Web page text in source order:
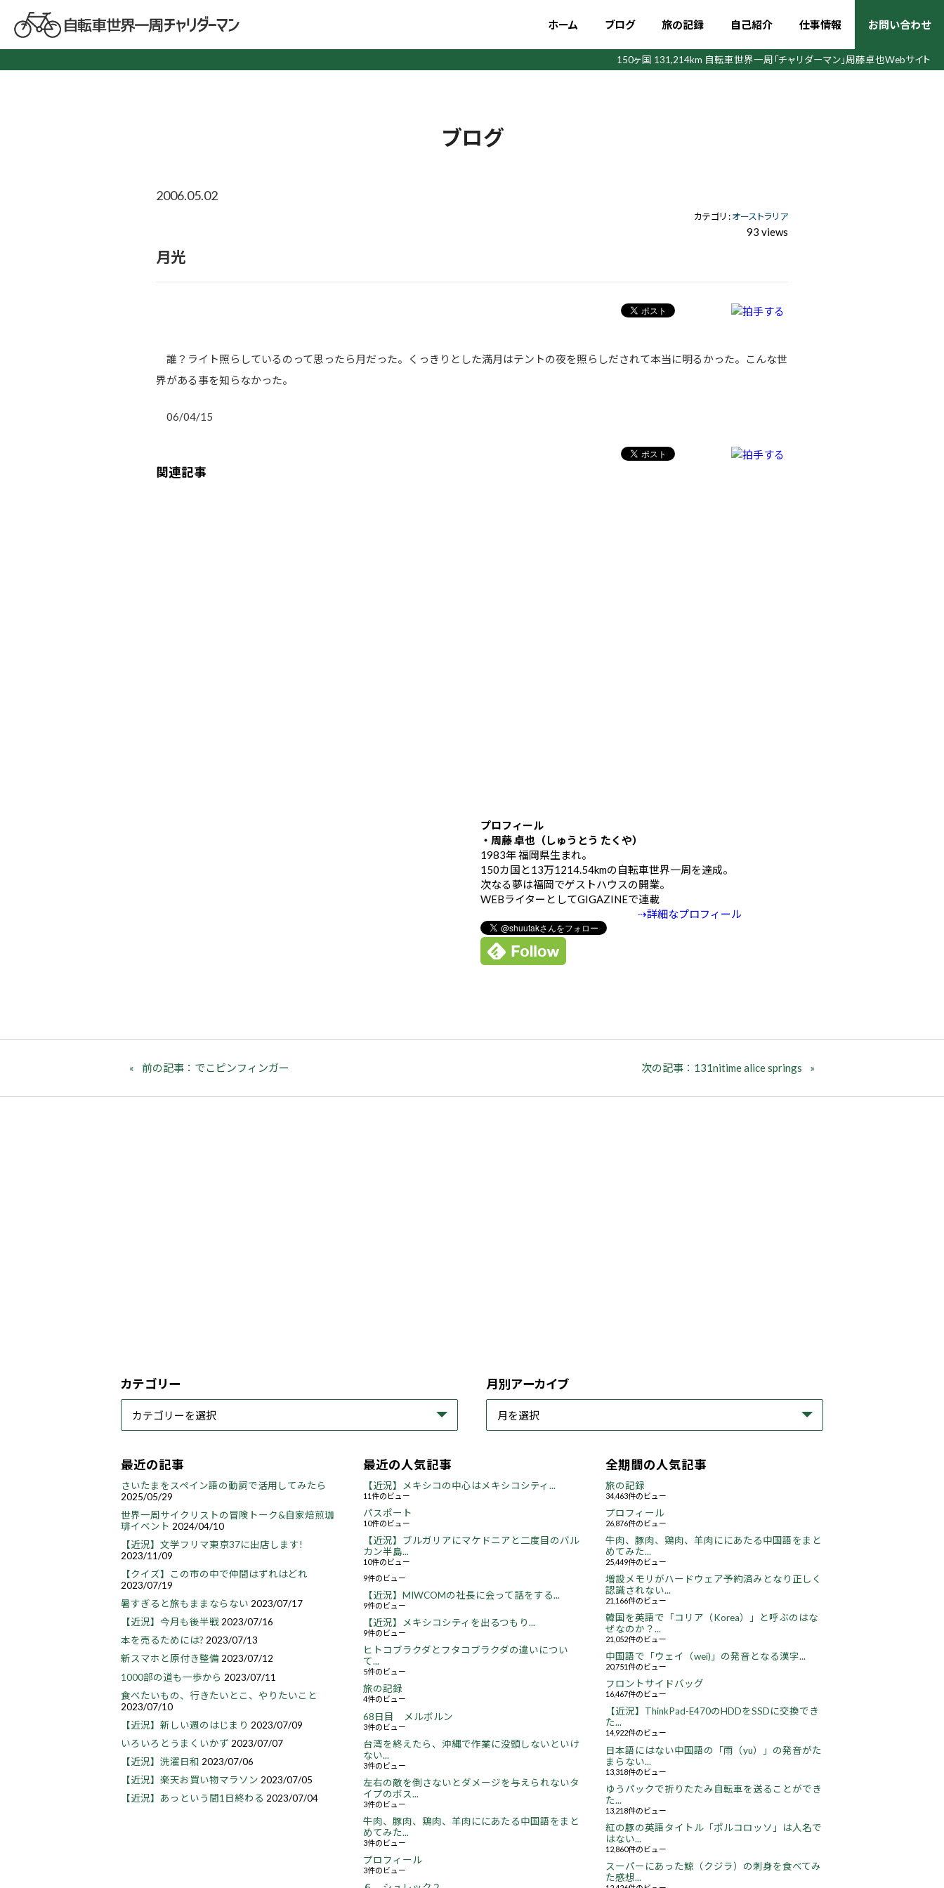
ホーム ブログ 旅の記録 自己紹介 仕事情報 お問い合わせ
150ヶ国 131,214km 自転車世界一周 「チャリダーマン」周藤卓也Webサイト
ブログ
2006.05.02
カテゴリ :オーストラリア
93 views
月光
誰？ライト照らしているのって思ったら月だった。くっきりとした満月はテントの夜を照らしだされて本当に明るかった。こんな世
界がある事を知らなかった。
06/04/15
関連記事
プロフィール
・周藤 卓也（しゅうとう たくや）
1983年 福岡県生まれ。
150カ国と13万1214.54kmの自転車世界一周を達成。
次なる夢は福岡でゲストハウスの開業。
WEBライターとしてGIGAZINEで連載
⇢詳細なプロフィール
前の記事：でこピンフィンガー 次の記事：131nitime alice springs
カテゴリー 月別アーカイブ
最近の記事
さいたまをスペイン語の動詞で活用してみたら
2025/05/29
世界一周サイクリストの冒険トーク&自家焙煎珈
琲イベント 2024/04/10
【近況】文学フリマ東京37に出店します!
2023/11/09
【クイズ】この市の中で仲間はずれはどれ
2023/07/19
暑すぎると旅もままならない 2023/07/17
【近況】今月も後半戦 2023/07/16
本を売るためには? 2023/07/13
新スマホと原付き整備2023/07/12
1000部の道も一歩から 2023/07/11
食べたいもの、行きたいとこ、やりたいこと
2023/07/10
【近況】新しい週のはじまり 2023/07/09
いろいろとうまくいかず 2023/07/07
【近況】洗濯日和 2023/07/06
【近況】楽天お買い物マラソン 2023/07/05
【近況】あっという間1日終わる 2023/07/04
最近の人気記事
【近況】メキシコの中心はメキシコシティ...
11件のビュー
パスポート
10件のビュー
【近況】ブルガリアにマケドニアと二度目のバル
カン半島...
10件のビュー
9件のビュー
【近況】MIWCOMの社長に会って話をする...
9件のビュー
【近況】メキシコシティを出るつもり...
9件のビュー
ヒトコブラクダとフタコブラクダの違いについ
て...
5件のビュー
旅の記録
4件のビュー
68日目 メルボルン
3件のビュー
台湾を終えたら、沖縄で作業に没頭しないといけ
ない...
3件のビュー
左右の敵を倒さないとダメージを与えられないタ
イプのボス...
3件のビュー
牛肉、豚肉、鶏肉、羊肉ににあたる中国語をまと
めてみた...
3件のビュー
プロフィール
3件のビュー
全期間の人気記事
旅の記録
34,463件のビュー
プロフィール
26,876件のビュー
牛肉、豚肉、鶏肉、羊肉ににあたる中国語をまと
めてみた...
25,449件のビュー
増設メモリがハードウェア予約済みとなり正しく
認識されない...
21,166件のビュー
韓国を英語で「コリア（Korea）」と呼ぶのはな
ぜなのか？...
21,052件のビュー
中国語で「ウェイ（wei)」の発音となる漢字...
20,751件のビュー
フロントサイドバッグ
16,467件のビュー
【近況】ThinkPad-E470のHDDをSSDに交換でき
た...
14,922件のビュー
日本語にはない中国語の「雨（yu）」の発音がた
まらない...
13,318件のビュー
ゆうパックで折りたたみ自転車を送ることができ
た...
13,218件のビュー
紅の豚の英語タイトル「ポルコロッソ」は人名で
はない...
12,860件のビュー
スーパーにあった鯨（クジラ）の刺身を食べてみ
た感想...